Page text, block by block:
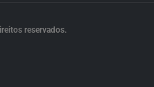
reservados.